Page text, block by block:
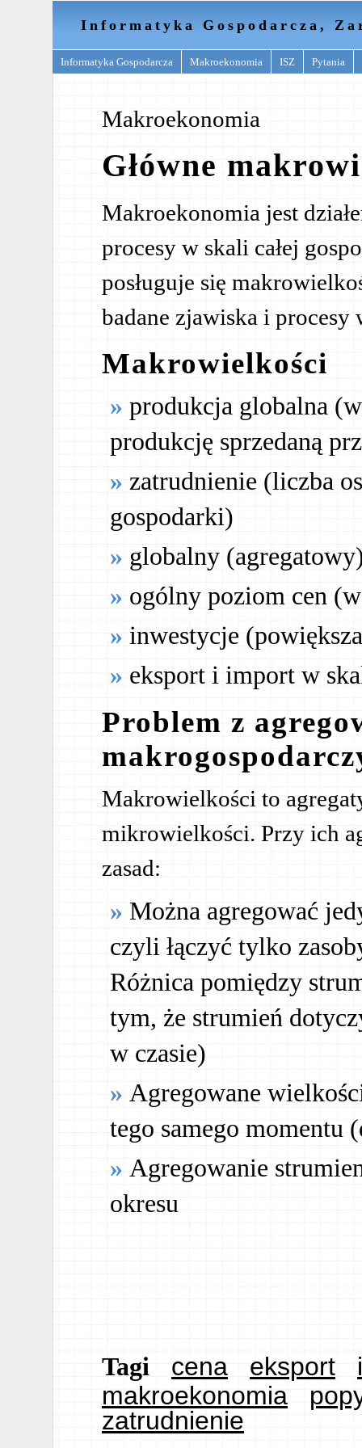
Informatyka Gospodarcza,
Informatyka Gospodarcza Makroekonomia ISZ Pytania
Makroekonomia
Główne
Makroekonomia jest
procesy w skali całej
posługuje się
badane zjawiska i procesy
Makrowielkości
produkcja globalna
produkcję sprzedaną
zatrudnienie (liczba
gospodarki)
globalny
ogólny poziom cen
inwestycje
eksport i import w
Problem z
Makrowielkości to
mikrowielkości. Przy ich
zasad:
Można agregować
czyli łączyć tylko
Różnica pomiędzy
tym, że strumień
w czasie)
Agregowane
tego samego momentu
Agregowanie
okresu
Tagi cena eksport
makroekonomia
zatrudnienie